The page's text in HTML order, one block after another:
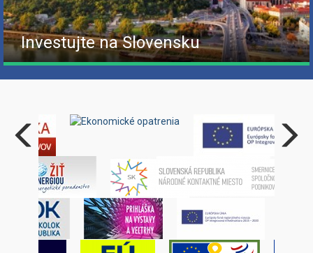
Investujte na Slovensku